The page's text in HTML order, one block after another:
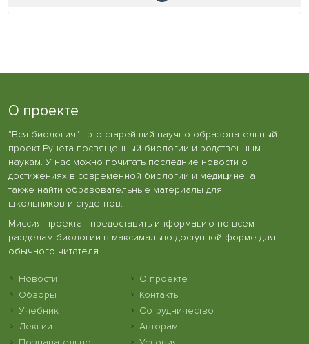
О проекте
"Вся биология" - это старейший научно-образовательный
проект Рунета посвященный биологии и родственным
наукам. У нас можно почитать последние новости о
достижениях в современной биологии и медицине, а
также найти образовательные материалы для
школьников и студентов.
Миссия проекта - предоставить информацию по всем
разделам биологии в максимально доступной форме для
обычного читателя.
Новости
Обзоры
Учебник
Лекции
О проекте
Контакты
Сотрудничество
Авторам